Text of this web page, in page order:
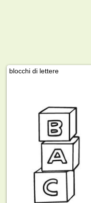
blocchi di lettere